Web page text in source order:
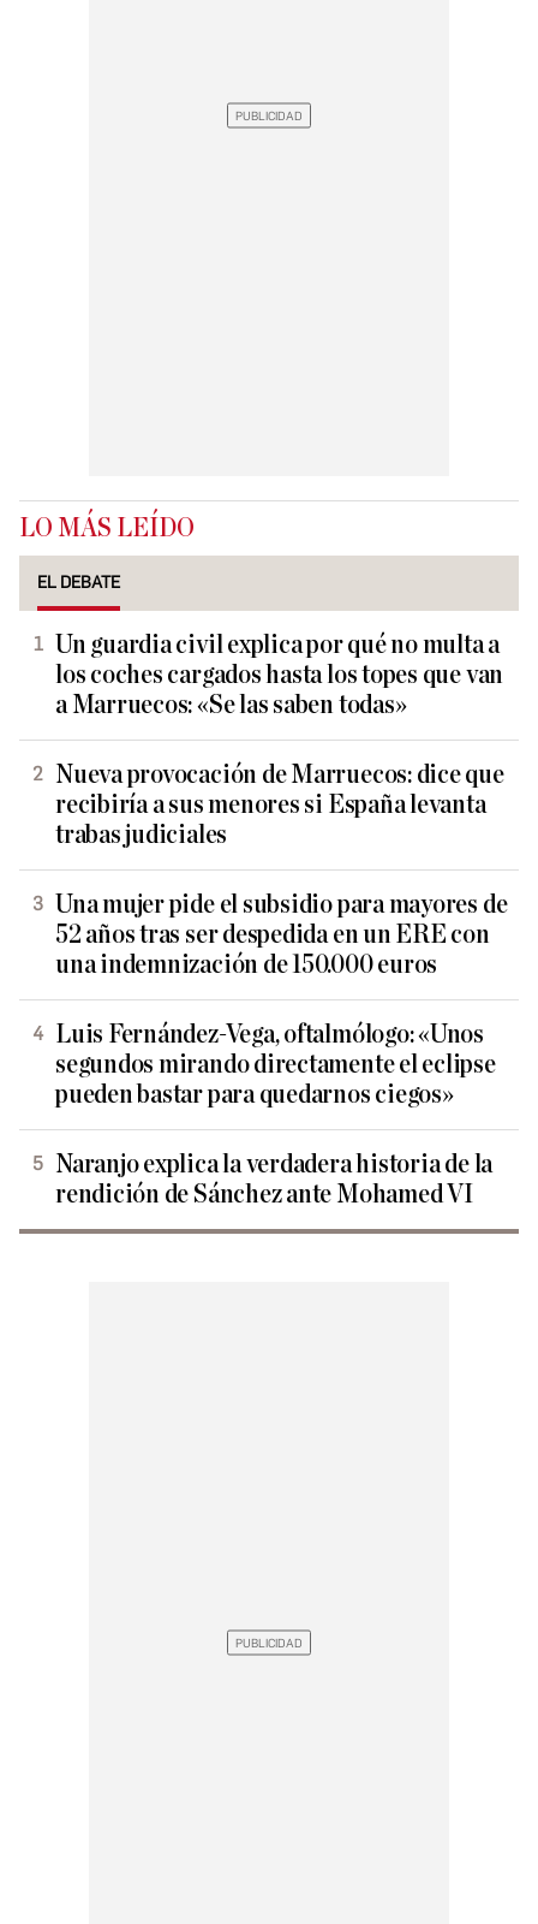
LO MÁS LEÍDO
EL DEBATE
Un guardia civil explica por qué no multa a
los coches cargados hasta los topes que van
a Marruecos: «Se las saben todas»
Nueva provocación de Marruecos: dice que
recibiría a sus menores si España levanta
trabas judiciales
Una mujer pide el subsidio para mayores de
52 años tras ser despedida en un ERE con
una indemnización de 150.000 euros
Luis Fernández-Vega, oftalmólogo: «Unos
segundos mirando directamente el eclipse
pueden bastar para quedarnos ciegos»
Naranjo explica la verdadera historia de la
rendición de Sánchez ante Mohamed VI